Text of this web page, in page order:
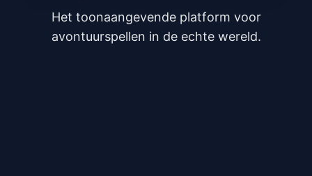
Het toonaangevende platform voor
avontuurspellen in de echte wereld.